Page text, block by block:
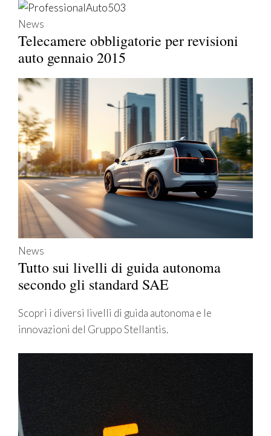
News
Telecamere obbligatorie per revisioni
auto gennaio 2015
News
Tutto sui livelli di guida autonoma
secondo gli standard SAE
Scopri i diversi livelli di guida autonoma e le
innovazioni del Gruppo Stellantis.